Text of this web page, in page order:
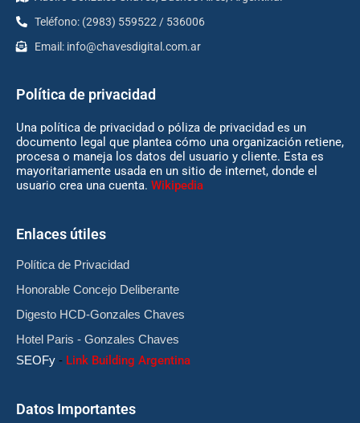
Teléfono: (2983) 559522 / 536006
Email: info@chavesdigital.com.ar
Política de privacidad
Una política de privacidad o póliza de privacidad es un
documento legal que plantea cómo una organización retiene,
procesa o maneja los datos del usuario y cliente. Esta es
mayoritariamente usada en un sitio de internet, donde el
usuario crea una cuenta. Wikipedia
Enlaces útiles
Política de Privacidad
Honorable Concejo Deliberante
Digesto HCD-Gonzales Chaves
Hotel Paris - Gonzales Chaves
SEOFy - Link Building Argentina
Datos Importantes